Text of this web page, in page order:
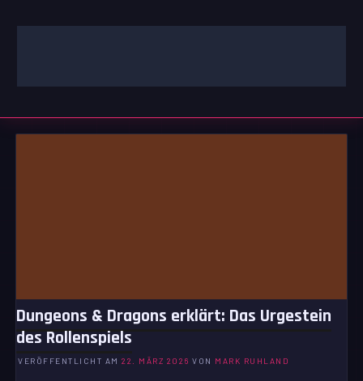
Inhalt
Dungeons & Dragons erklärt: Das Urgestein
des Rollenspiels
VERÖFFENTLICHT AM22. MÄRZ 2026 VON MARK RUHLAND